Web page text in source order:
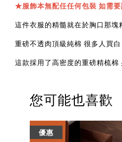
★服飾本無配任任何包裝 如需要
這件衣服的精髓就在於胸口那塊
重磅不透肉頂級純棉 很多人買
這款採用了高密度的重磅精梳棉
您可能也喜歡
優惠